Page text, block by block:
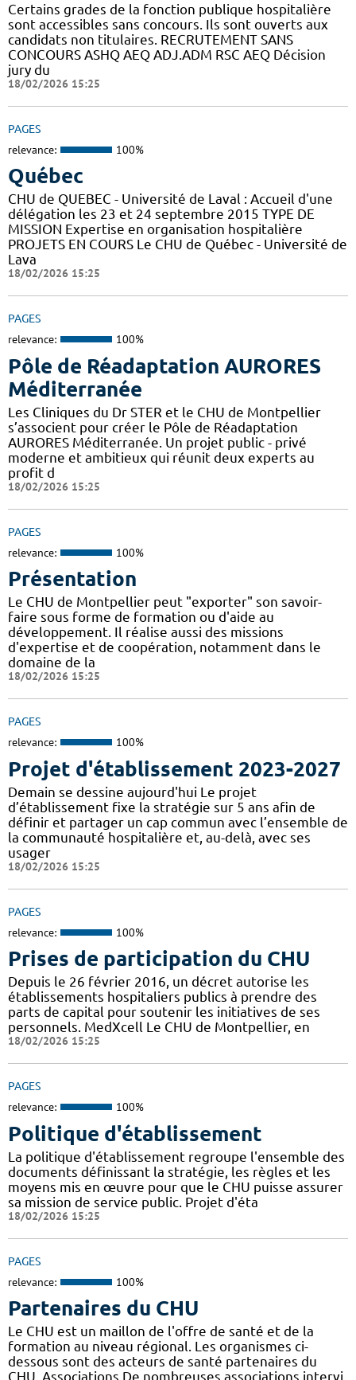
Certains grades de la fonction publique hospitalière
sont accessibles sans concours. Ils sont ouverts aux
candidats non titulaires. RECRUTEMENT SANS
CONCOURS ASHQ AEQ ADJ.ADM RSC AEQ Décision
jury du
18/02/2026 15:25
PAGES
relevance: 100%
Québec
CHU de QUEBEC - Université de Laval : Accueil d'une
délégation les 23 et 24 septembre 2015 TYPE DE
MISSION Expertise en organisation hospitalière
PROJETS EN COURS Le CHU de Québec - Université de
Lava
18/02/2026 15:25
PAGES
relevance: 100%
Pôle de Réadaptation AURORES
Méditerranée
Les Cliniques du Dr STER et le CHU de Montpellier
s’associent pour créer le Pôle de Réadaptation
AURORES Méditerranée. Un projet public - privé
moderne et ambitieux qui réunit deux experts au
profit d
18/02/2026 15:25
PAGES
relevance: 100%
Présentation
Le CHU de Montpellier peut "exporter" son savoir-
faire sous forme de formation ou d'aide au
développement. Il réalise aussi des missions
d'expertise et de coopération, notamment dans le
domaine de la
18/02/2026 15:25
PAGES
relevance: 100%
Projet d'établissement 2023-2027
Demain se dessine aujourd'hui Le projet
d’établissement fixe la stratégie sur 5 ans afin de
définir et partager un cap commun avec l’ensemble de
la communauté hospitalière et, au-delà, avec ses
usager
18/02/2026 15:25
PAGES
relevance: 100%
Prises de participation du CHU
Depuis le 26 février 2016, un décret autorise les
établissements hospitaliers publics à prendre des
parts de capital pour soutenir les initiatives de ses
personnels. MedXcell Le CHU de Montpellier, en
18/02/2026 15:25
PAGES
relevance: 100%
Politique d'établissement
La politique d'établissement regroupe l'ensemble des
documents définissant la stratégie, les règles et les
moyens mis en œuvre pour que le CHU puisse assurer
sa mission de service public. Projet d'éta
18/02/2026 15:25
PAGES
relevance: 100%
Partenaires du CHU
Le CHU est un maillon de l'offre de santé et de la
formation au niveau régional. Les organismes ci-
dessous sont des acteurs de santé partenaires du
CHU. Associations De nombreuses associations intervi